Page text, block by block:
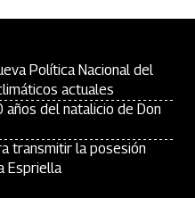
Política Nacional del
actuales
años del natalicio de Don
transmitir la posesión
Espriella